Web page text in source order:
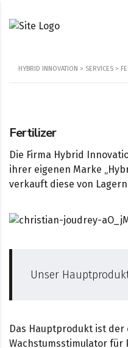
HYBRID INNOVATION > SERVICES >
Fertilizer
Die Firma Hybrid
ihrer eigenen Marke
verkauft diese von
Unser
Das Hauptprodukt ist
Wachstumsstimulator für